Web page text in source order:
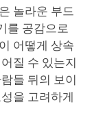
놀라운 부드
를 공감으로
어떻게 상속
질 수 있는지
들 뒤의 보이
을 고려하게